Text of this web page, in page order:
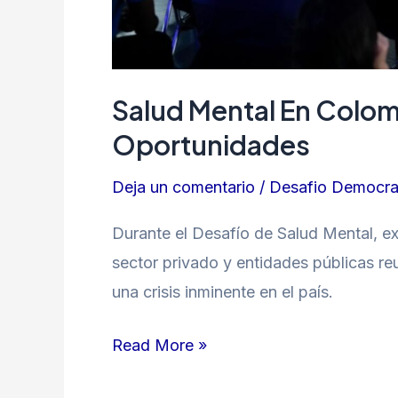
Salud Mental En
Oportunidades
Deja un comentario / Desafio
Durante el Desafío de Salud Mental,
sector privado y entidades públicas
una crisis inminente en el país.
Read More »